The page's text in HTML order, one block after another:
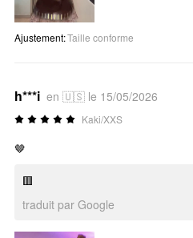
Video
Ajustement:Taille conforme
h***i en 🇺🇸 le 15/05/2026
Kaki/XXS
🤎
🟥
traduit par Google